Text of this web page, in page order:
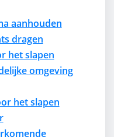
aanhouden
dragen
het slapen
omgeving
het slapen